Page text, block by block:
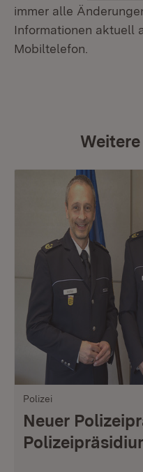
immer alle
Informationen aktuell
Mobiltelefon.
Polizei
Neuer